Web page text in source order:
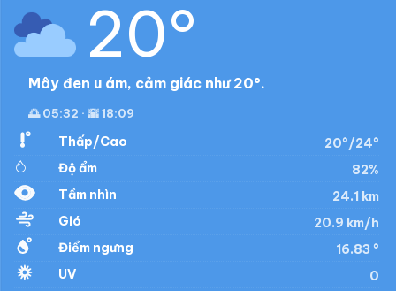
20°
Mây đen u ám, cảm giác như 20°.
🌅 05:32 · 🌇 18:09
Thấp/Cao
20°/24°
Độ ẩm
82%
Tầm nhìn
24.1 km
Gió
20.9 km/h
Điểm ngưng
16.83 °
UV
0